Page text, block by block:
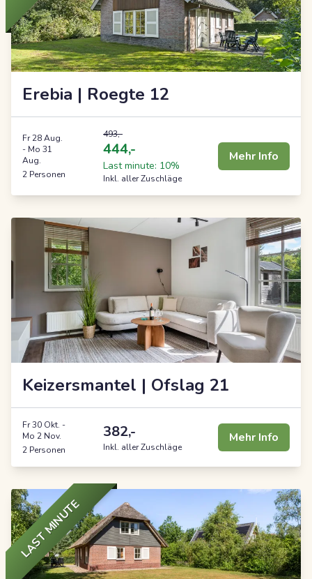
Erebia | Roegte 12
493,-
444,-
Last minute: 10%
Inkl. aller Zuschläge
Fr 28 Aug.
- Mo 31
Aug.
2 Personen
Mehr Info
Keizersmantel | Ofslag 21
382,-
Inkl. aller Zuschläge
Fr 30 Okt. -
Mo 2 Nov.
2 Personen
Mehr Info
LAST MINUTE